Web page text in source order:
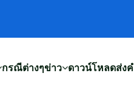
กรณีต่างๆข่าว ดาวน์โหลดส่ง